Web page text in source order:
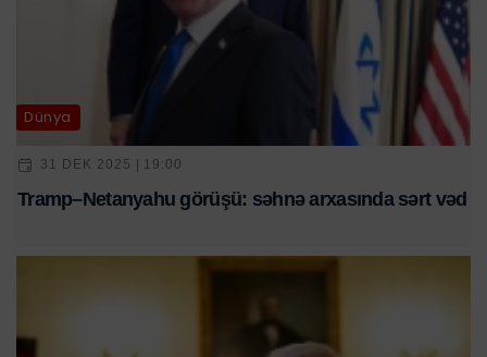
Dünya
31 DEK 2025 | 19:00
Tramp–Netanyahu görüşü: səhnə arxasında sərt vəd